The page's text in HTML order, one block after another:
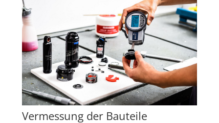
Vermessung der Bauteile